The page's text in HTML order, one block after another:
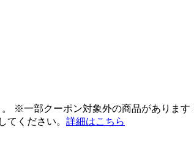
※一部クーポン対象外の商品がありま
てください。 詳細はこちら